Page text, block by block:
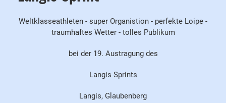
Weltklasseathleten - super Organistion - perfekte Loipe -
traumhaftes Wetter - tolles Publikum
bei der 19. Austragung des
Langis Sprints
Langis, Glaubenberg